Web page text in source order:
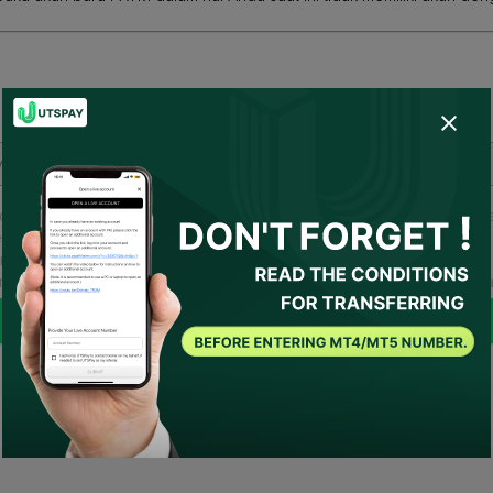
Silakan masukkan nomor akun Anda yang aktif.
telah setuju Ketentuan Penggunaan dan
persetujuan kepada UTSPAY untuk bertindak sebagai
saya atau menghubungi broker atas nama saya. Jika ada
yang diperlukan, UTSPAY akan dianggap sebagai penasihat